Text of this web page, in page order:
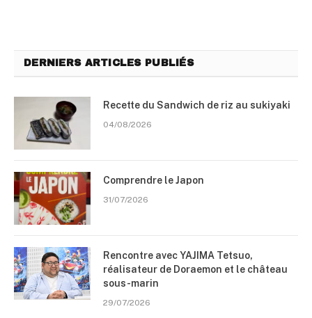
DERNIERS ARTICLES PUBLIÉS
Recette du Sandwich de riz au sukiyaki
04/08/2026
Comprendre le Japon
31/07/2026
Rencontre avec YAJIMA Tetsuo,
réalisateur de Doraemon et le château
sous-marin
29/07/2026